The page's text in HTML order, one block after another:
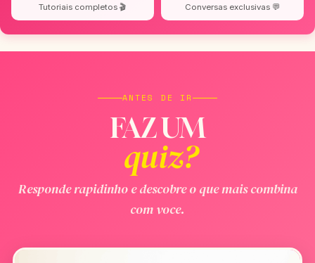
Tutoriais completos 🎬 Conversas exclusivas 💬
ANTES DE IR
FAZ UM
quiz?
Responde rapidinho e descobre o que mais combina
com voce.